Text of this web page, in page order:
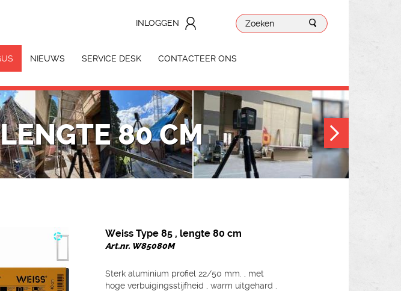
INLOGGEN
NIEUWS SERVICE DESK CONTACTEER ONS
80 CM
Weiss Type 85 , lengte 80 cm
Art.nr. W85080M
Sterk aluminium profiel 22/50 mm. , met
hoge verbuigingsstijfheid , warm uitgehard .